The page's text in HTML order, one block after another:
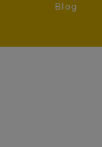
Blog